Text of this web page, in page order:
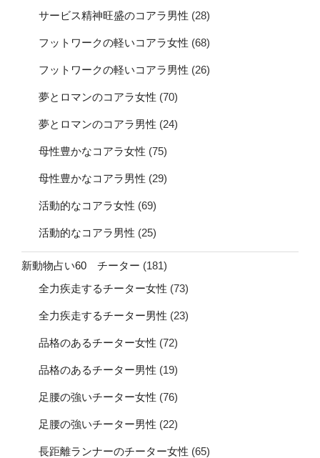
サービス精神旺盛のコアラ男性 (28)
フットワークの軽いコアラ女性 (68)
フットワークの軽いコアラ男性 (26)
夢とロマンのコアラ女性 (70)
夢とロマンのコアラ男性 (24)
母性豊かなコアラ女性 (75)
母性豊かなコアラ男性 (29)
活動的なコアラ女性 (69)
活動的なコアラ男性 (25)
新動物占い60 チーター (181)
全力疾走するチーター女性 (73)
全力疾走するチーター男性 (23)
品格のあるチーター女性 (72)
品格のあるチーター男性 (19)
足腰の強いチーター女性 (76)
足腰の強いチーター男性 (22)
長距離ランナーのチーター女性 (65)